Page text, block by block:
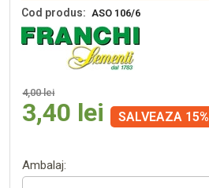
Cod produs: ASO 106/6
4,00 lei
3,40 lei SALVEAZA 15%
Ambalaj: